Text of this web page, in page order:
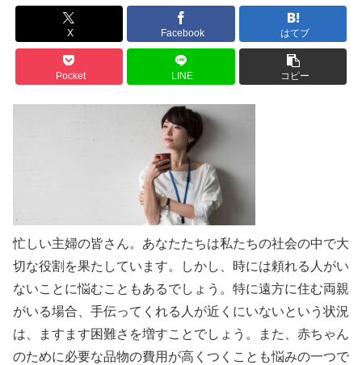
X Facebook はてブ
Pocket LINE コピー
忙しい主婦の皆さん。あなたたちは私たちの社会の中で大
切な役割を果たしています。しかし、時には頼れる人がい
ないことに悩むこともあるでしょう。特に遠方に住む両親
がいる場合、手伝ってくれる人が近くにいないという状況
は、ますます困難さを増すことでしょう。また、赤ちゃん
のために必要な品物の費用が高くつくことも悩みの一つで